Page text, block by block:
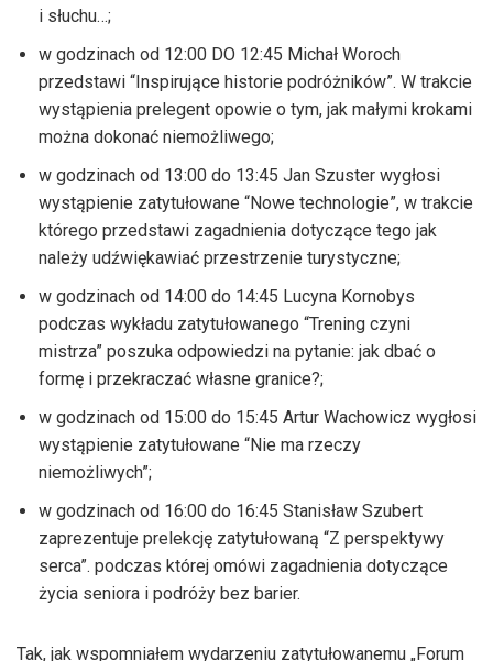
i słuchu…;
w godzinach od 12:00 DO 12:45 Michał Woroch
przedstawi “Inspirujące historie podróżników”. W trakcie
wystąpienia prelegent opowie o tym, jak małymi krokami
można dokonać niemożliwego;
w godzinach od 13:00 do 13:45 Jan Szuster wygłosi
wystąpienie zatytułowane “Nowe technologie”, w trakcie
którego przedstawi zagadnienia dotyczące tego jak
należy udźwiękawiać przestrzenie turystyczne;
w godzinach od 14:00 do 14:45 Lucyna Kornobys
podczas wykładu zatytułowanego “Trening czyni
mistrza” poszuka odpowiedzi na pytanie: jak dbać o
formę i przekraczać własne granice?;
w godzinach od 15:00 do 15:45 Artur Wachowicz wygłosi
wystąpienie zatytułowane “Nie ma rzeczy
niemożliwych”;
w godzinach od 16:00 do 16:45 Stanisław Szubert
zaprezentuje prelekcję zatytułowaną “Z perspektywy
serca”. podczas której omówi zagadnienia dotyczące
życia seniora i podróży bez barier.
Tak, jak wspomniałem wydarzeniu zatytułowanemu „Forum